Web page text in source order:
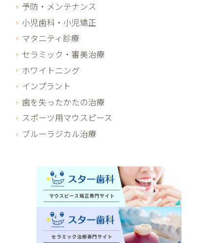
予防・メンテナンス
小児歯科・小児矯正
マタニティ診療
セラミック・審美治療
ホワイトニング
インプラント
歯を失ったかたの治療
スポーツ用マウスピース
ブルーラジカル治療